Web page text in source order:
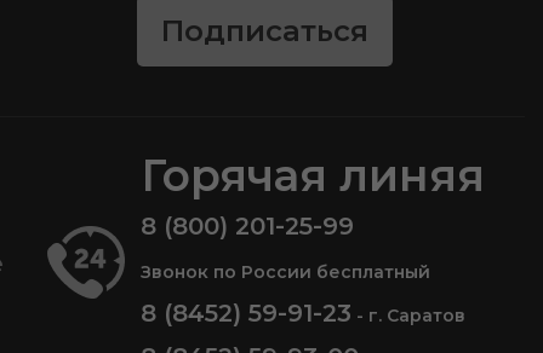
Подписаться
Горячая линяя
8 (800) 201-25-99
Звонок по России бесплатный
8 (8452) 59-91-23 - г. Саратов